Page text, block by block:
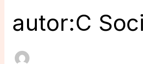
autor:C